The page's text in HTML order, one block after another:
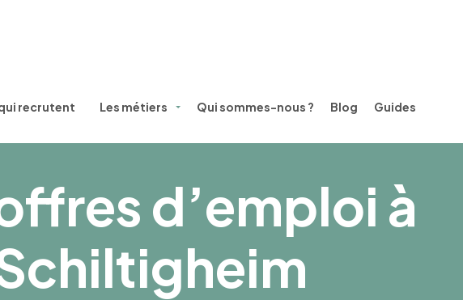
recrutent Les métiers Qui sommes-nous ? Blog Guides
d’emploi à